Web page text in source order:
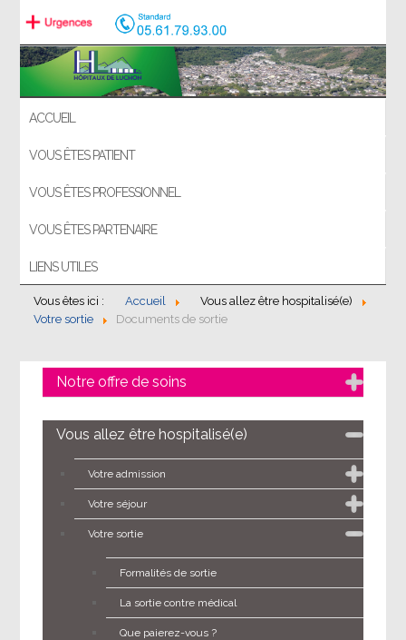
ACCUEIL
VOUS ÊTES PATIENT
VOUS ÊTES PROFESSIONNEL
VOUS ÊTES PARTENAIRE
LIENS UTILES
Vous êtes ici : Accueil
Vous allez être hospitalisé(e)
Votre sortie
Documents de sortie
Notre offre de soins
Vous allez être hospitalisé(e)
Votre admission
Votre séjour
Votre sortie
Formalités de sortie
La sortie contre médical
Que paierez-vous ?